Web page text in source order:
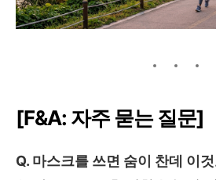
[F&A: 자주 묻는 질문]
Q. 마스크를 쓰면 숨이 찬데 이